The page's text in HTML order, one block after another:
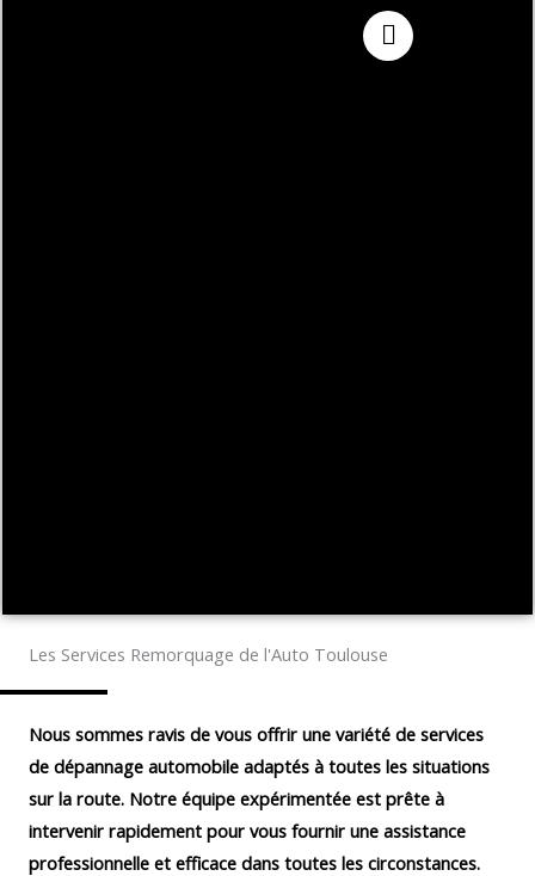
Les Services Remorquage de l'Auto Toulouse
Nous sommes ravis de vous offrir une variété de services
de dépannage automobile adaptés à toutes les situations
sur la route. Notre équipe expérimentée est prête à
intervenir rapidement pour vous fournir une assistance
professionnelle et efficace dans toutes les circonstances.